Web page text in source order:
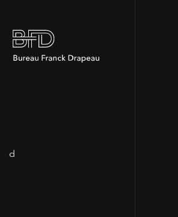
d